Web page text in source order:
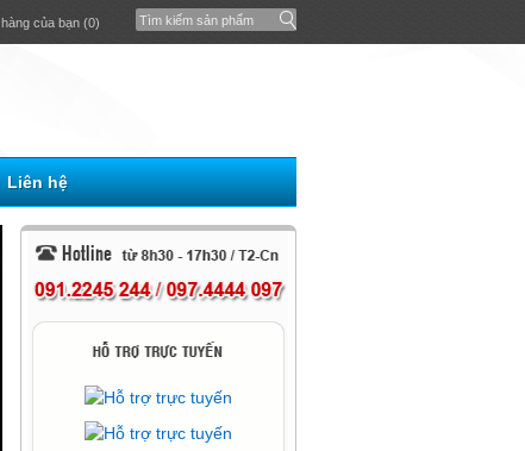
của bạn (0)
Liên hệ